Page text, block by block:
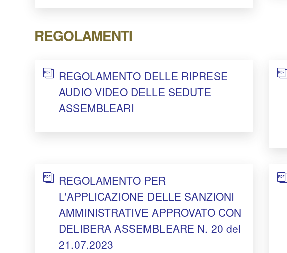
REGOLAMENTI
REGOLAMENTO DELLE RIPRESE
AUDIO VIDEO DELLE SEDUTE
ASSEMBLEARI
REGOLAMENTO PER
L'APPLICAZIONE DELLE SANZIONI
AMMINISTRATIVE APPROVATO CON
DELIBERA ASSEMBLEARE N. 20 del
21.07.2023